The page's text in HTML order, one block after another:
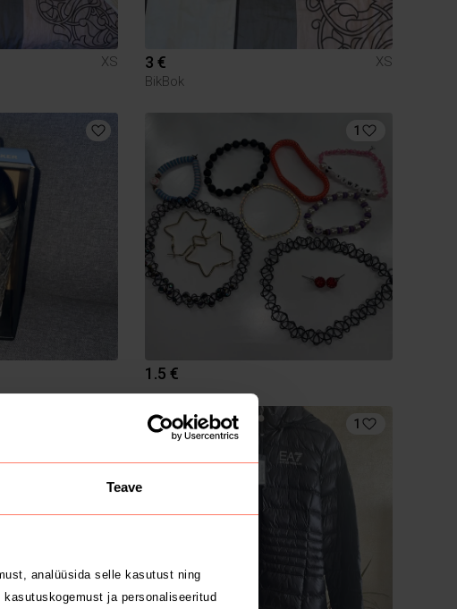
Teave
analüüsida selle kasutust ning
ja personaliseeritud
XS
3 €
XS
BikBok
1
1.5 €
1